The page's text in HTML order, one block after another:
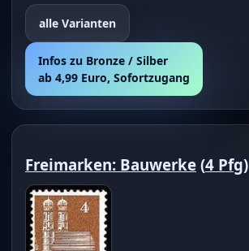
alle Varianten
Infos zu Bronze / Silber
ab 4,99 Euro, Sofortzugang
Freimarken: Bauwerke (4 Pfg)